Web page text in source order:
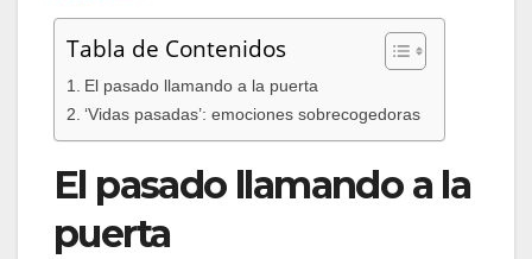
Tabla de Contenidos
El pasado llamando a la puerta
‘Vidas pasadas’: emociones sobrecogedoras
El pasado llamando a la
puerta